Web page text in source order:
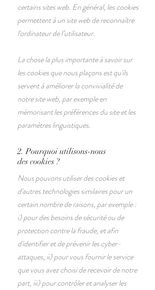
certains sites web. En général, les cookies
permettent à un site web de reconnaître
l'ordinateur de l’utilisateur.
La chose la plus importante à savoir sur
les cookies que nous plaçons est qu'ils
servent à améliorer la convivialité de
notre site web, par exemple en
mémorisant les préférences du site et les
paramètres linguistiques.
2. Pourquoi utilisons-nous
des cookies ?
Nous pouvons utiliser des cookies et
d'autres technologies similaires pour un
certain nombre de raisons, par exemple :
i) pour des besoins de sécurité ou de
protection contre la fraude, et afin
d'identifier et de prévenir les cyber-
attaques, ii) pour vous fournir le service
que vous avez choisi de recevoir de notre
part, iii) pour contrôler et analyser les